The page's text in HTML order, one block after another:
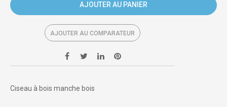
AJOUTER AU PANIER
AJOUTER AU COMPARATEUR
Ciseau à bois manche bois